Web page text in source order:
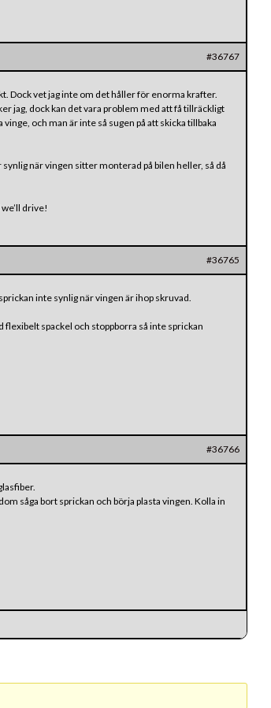
#36767
Dock vet jag inte om det håller för enorma krafter.
jag, dock kan det vara problem med att få tillräckligt
och man är inte så sugen på att skicka tillbaka
när vingen sitter monterad på bilen heller, så då
we’ll drive!
#36765
inte synlig när vingen är ihop skruvad.
spackel och stoppborra så inte sprickan
#36766
såga bort sprickan och börja plasta vingen. Kolla in